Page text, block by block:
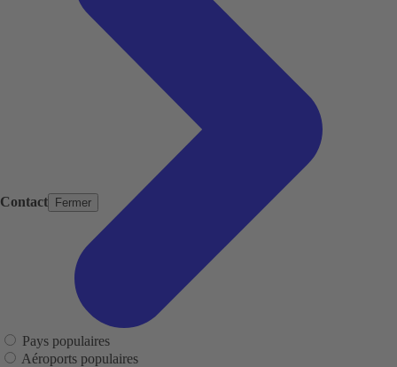
Contact Fermer
Pays populaires
Aéroports populaires